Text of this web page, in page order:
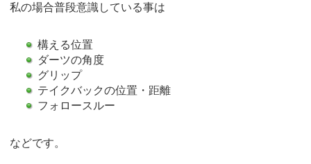
私の場合普段意識している事は
構える位置
ダーツの角度
グリップ
テイクバックの位置・距離
フォロースルー
などです。